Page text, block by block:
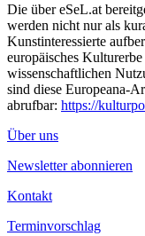
...Mehr lesen
Die über eSeL.at
werden nicht nur als
Kunstinteressierte
europäisches
wissenschaftlichen
sind diese Europeana-
abrufbar: https://
Über uns
Newsletter abonnieren
Kontakt
Terminvorschlag